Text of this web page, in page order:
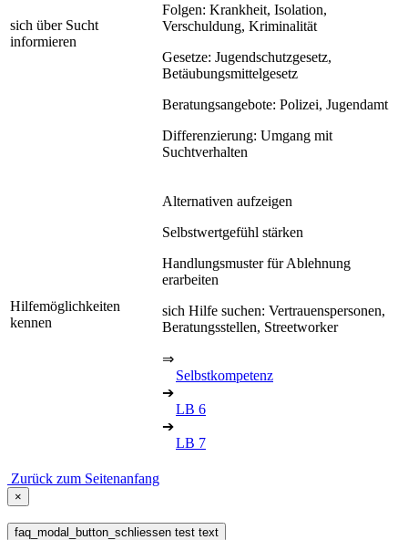
sich über Sucht
informieren
Folgen: Krankheit, Isolation,
Verschuldung, Kriminalität
Gesetze: Jugendschutzgesetz,
Betäubungsmittelgesetz
Beratungsangebote: Polizei, Jugendamt
Differenzierung: Umgang mit
Suchtverhalten
Hilfemöglichkeiten
kennen
Alternativen aufzeigen
Selbstwertgefühl stärken
Handlungsmuster für Ablehnung
erarbeiten
sich Hilfe suchen: Vertrauenspersonen,
Beratungsstellen, Streetworker
⇒
Selbstkompetenz
➔
LB 6
➔
LB 7
Zurück zum Seitenanfang
×
faq_modal_button_schliessen test text